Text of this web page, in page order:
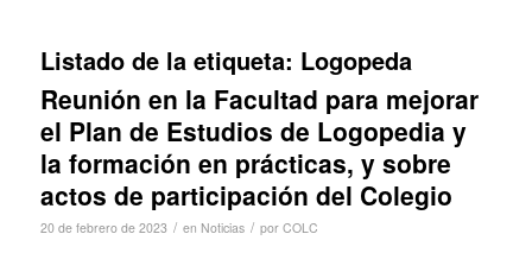
Listado de la etiqueta: Logopeda
Reunión en la Facultad para mejorar
el Plan de Estudios de Logopedia y
la formación en prácticas, y sobre
actos de participación del Colegio
20 de febrero de 2023 / en Noticias / por COLC